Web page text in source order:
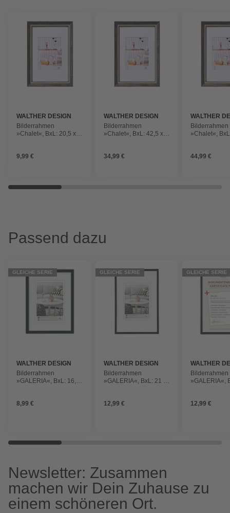
WALTHER DESIGN
Bilderrahmen
»Chalet«, BxL: 20,5 x
9,99 €
WALTHER DESIGN
Bilderrahmen
»Chalet«, BxL: 42,5 x
34,99 €
WALTHER
Bilderrahmen
»Chalet«,
44,99 €
Passend dazu
GLEICHE SERIE
WALTHER DESIGN
Bilderrahmen
»GALERIA«, BxL: 16,5
8,99 €
GLEICHE SERIE
WALTHER DESIGN
Bilderrahmen
»GALERIA«, BxL: 21 x
12,99 €
GLEICHE SERIE
WALTHER
Bilderrahmen
»GALERIA«,
12,99 €
Newsletter: Zusammen
machen wir Dein Zuhause zu
einem schöneren Ort.